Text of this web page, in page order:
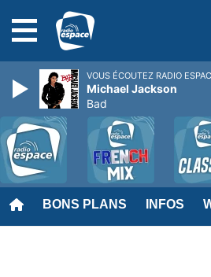
BONS PLANS INFOS
VOUS ÉCOUTEZ RADIO
Michael Jackson
Bad